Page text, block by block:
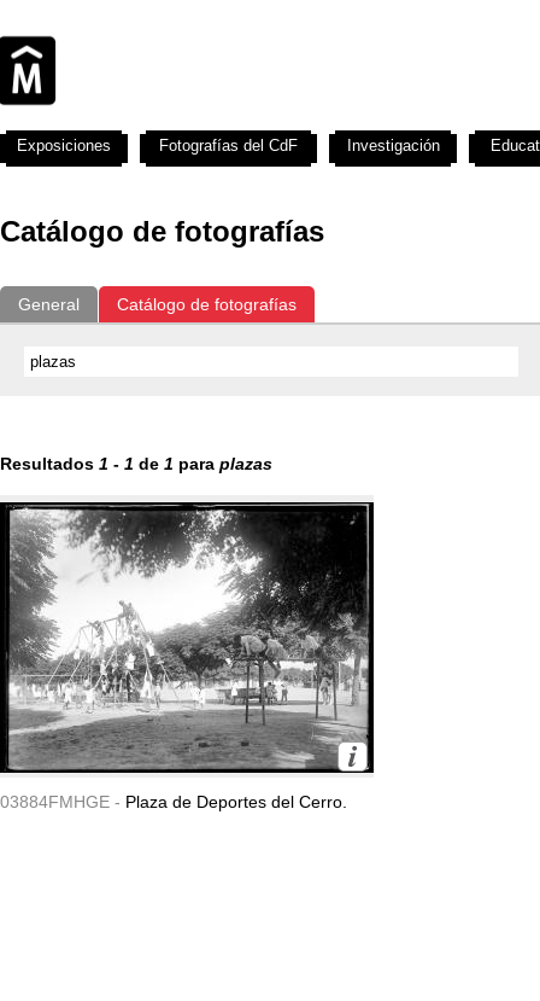
Catálogo de fotografías
General Catálogo de fotografías
Resultados 1 - 1 de 1 para plazas
03884FMHGE - Plaza de Deportes del Cerro.
Exposiciones Fotografías del CdF Investigación